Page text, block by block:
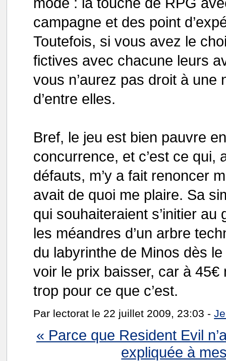
campagne et des point
Toutefois, si vous avez le
fictives avec chacune leurs
vous n’aurez pas droit à
d’entre elles.
Bref, le jeu est bien pauvre
concurrence, et c’est ce
défauts, m’y a fait renoncer
avait de quoi me plaire. Sa
qui souhaiteraient s’initier
les méandres d’un arbre
du labyrinthe de Minos dès
voir le prix baisser, car à 45€
trop pour ce que c’est.
Par lectorat le 22 juillet 2009, 23:03 -
« Parce que Resident Evil
expliquée à